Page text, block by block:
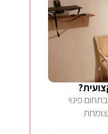
פינוי
צומחת